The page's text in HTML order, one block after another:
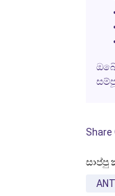
Share
සාප්පු